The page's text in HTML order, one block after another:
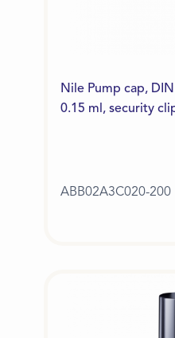
Nile Pump cap,
0.15 ml, security
ABB02A3C020-200